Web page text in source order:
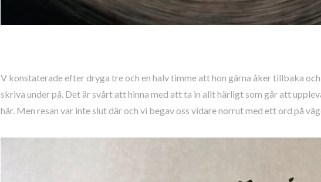
V konstaterade efter dryga tre och en halv timme att hon gärna åker tillbaka
skriva under på. Det är svårt att hinna med att ta in allt härligt som går att
här. Men resan var inte slut där och vi begav oss vidare norrut med ett ord på